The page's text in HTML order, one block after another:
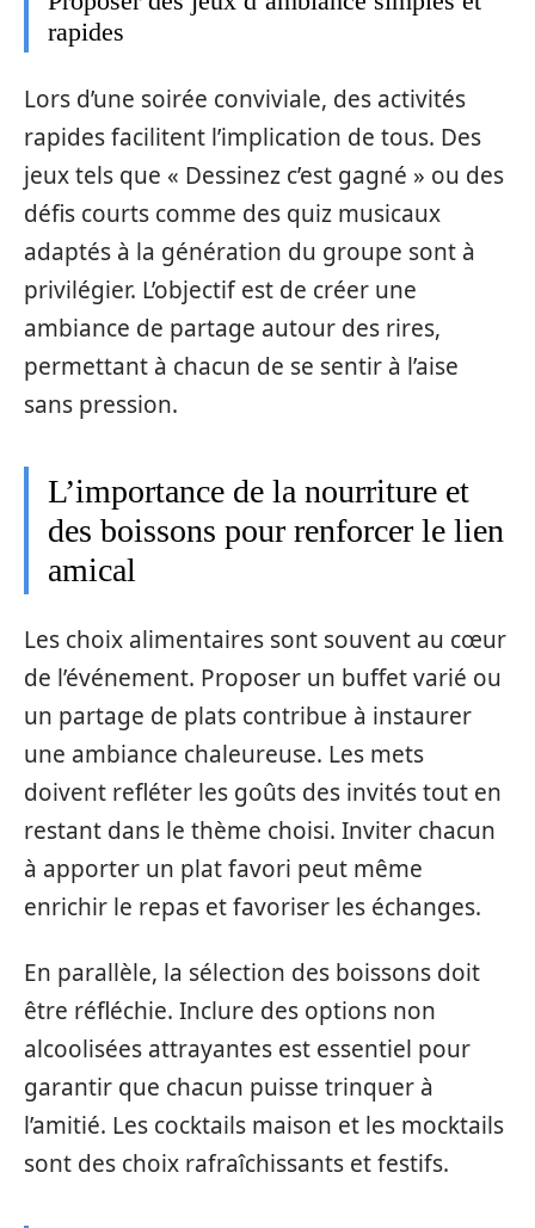
rapides
Lors d’une soirée conviviale, des activités
rapides facilitent l’implication de tous. Des
jeux tels que « Dessinez c’est gagné » ou des
défis courts comme des quiz musicaux
adaptés à la génération du groupe sont à
privilégier. L’objectif est de créer une
ambiance de partage autour des rires,
permettant à chacun de se sentir à l’aise
sans pression.
L’importance de la nourriture et
des boissons pour renforcer le lien
amical
Les choix alimentaires sont souvent au cœur
de l’événement. Proposer un buffet varié ou
un partage de plats contribue à instaurer
une ambiance chaleureuse. Les mets
doivent refléter les goûts des invités tout en
restant dans le thème choisi. Inviter chacun
à apporter un plat favori peut même
enrichir le repas et favoriser les échanges.
En parallèle, la sélection des boissons doit
être réfléchie. Inclure des options non
alcoolisées attrayantes est essentiel pour
garantir que chacun puisse trinquer à
l’amitié. Les cocktails maison et les mocktails
sont des choix rafraîchissants et festifs.